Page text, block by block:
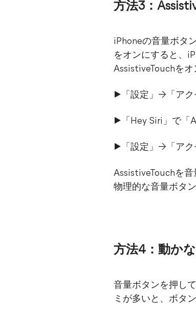
方法3：
iPhoneの音量ボタ
をオンにすると、
AssistiveTouchをオ
▶「設定」→「アク
▶「Hey Siri」で「
▶「設定」→「アク
AssistiveTouchを
物理的な音量ボタ
方法4：動か
音量ボタンを押し
ミが多いと、ボタ